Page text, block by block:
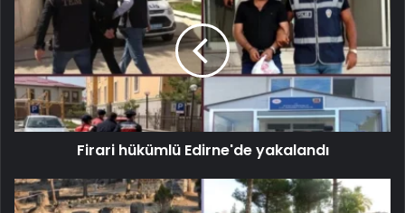
Firari hükümlü Edirne'de yakalandı